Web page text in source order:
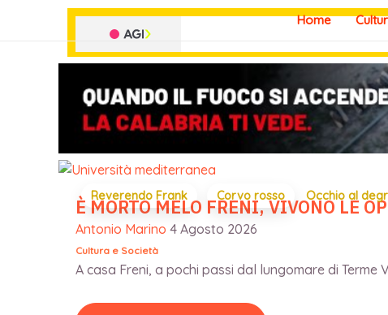
Home
Reverendo Frank Corvo rosso Occhio al
È MORTO MELO FRENI, VIVONO LE
Antonio Marino 4 Agosto 2026
Cultura e Società
A casa Freni, a pochi passi dal lungomare di Terme